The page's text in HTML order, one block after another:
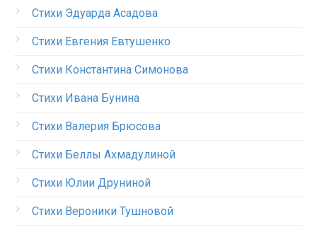
Стихи Эдуарда Асадова
Стихи Евгения Евтушенко
Стихи Константина Симонова
Стихи Ивана Бунина
Стихи Валерия Брюсова
Стихи Беллы Ахмадулиной
Стихи Юлии Друниной
Стихи Вероники Тушновой